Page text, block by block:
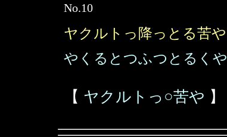
No.10
ヤクルトっ降っとる苦や
やくるとつふつとるくや
【 ヤクルトっ○苦や 】